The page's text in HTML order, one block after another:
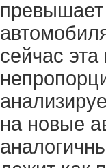
сейчас
на новые